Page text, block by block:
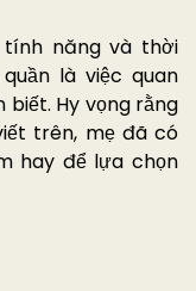
năng và thời
là việc quan
Hy vọng rằng
trên, mẹ đã có
hay để lựa chọn